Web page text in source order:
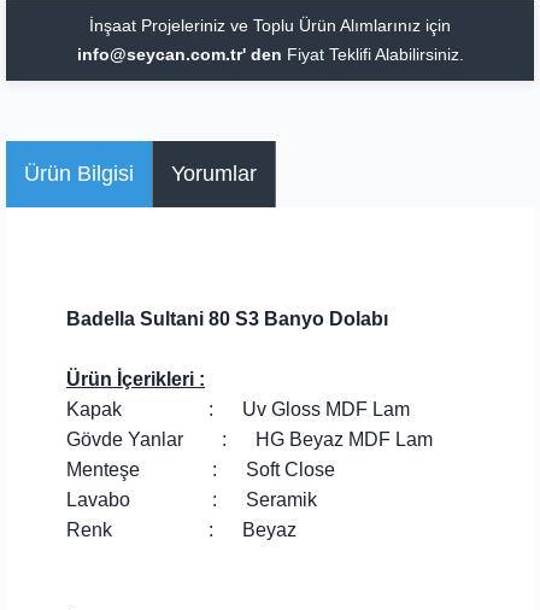
İnşaat Projeleriniz ve Toplu Ürün Alımlarınız için
info@seycan.com.tr' den Fiyat Teklifi Alabilirsiniz.
Ürün Bilgisi Yorumlar
Badella Sultani 80 S3 Banyo Dolabı
Ürün İçerikleri :
Kapak : Uv Gloss MDF Lam
Gövde Yanlar : HG Beyaz MDF Lam
Menteşe : Soft Close
Lavabo : Seramik
Renk : Beyaz